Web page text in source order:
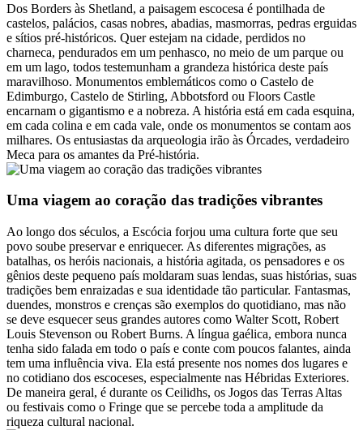
Dos Borders às Shetland, a paisagem escocesa é pontilhada de
castelos, palácios, casas nobres, abadias, masmorras, pedras erguidas
e sítios pré-históricos. Quer estejam na cidade, perdidos no
charneca, pendurados em um penhasco, no meio de um parque ou
em um lago, todos testemunham a grandeza histórica deste país
maravilhoso. Monumentos emblemáticos como o Castelo de
Edimburgo, Castelo de Stirling, Abbotsford ou Floors Castle
encarnam o gigantismo e a nobreza. A história está em cada esquina,
em cada colina e em cada vale, onde os monumentos se contam aos
milhares. Os entusiastas da arqueologia irão às Órcades, verdadeiro
Meca para os amantes da Pré-história.
Uma viagem ao coração das tradições vibrantes
Ao longo dos séculos, a Escócia forjou uma cultura forte que seu
povo soube preservar e enriquecer. As diferentes migrações, as
batalhas, os heróis nacionais, a história agitada, os pensadores e os
gênios deste pequeno país moldaram suas lendas, suas histórias, suas
tradições bem enraizadas e sua identidade tão particular. Fantasmas,
duendes, monstros e crenças são exemplos do quotidiano, mas não
se deve esquecer seus grandes autores como Walter Scott, Robert
Louis Stevenson ou Robert Burns. A língua gaélica, embora nunca
tenha sido falada em todo o país e conte com poucos falantes, ainda
tem uma influência viva. Ela está presente nos nomes dos lugares e
no cotidiano dos escoceses, especialmente nas Hébridas Exteriores.
De maneira geral, é durante os Ceilidhs, os Jogos das Terras Altas
ou festivais como o Fringe que se percebe toda a amplitude da
riqueza cultural nacional.